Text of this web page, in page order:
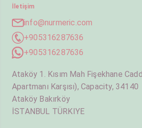
İletişim
info@nurmeric.com
+905316287636
+905316287636
Ataköy 1. Kısım Mah Fişekhane
Apartmanı Karşısı), Capacity, 34140
Ataköy Bakırköy
İSTANBUL TÜRKIYE